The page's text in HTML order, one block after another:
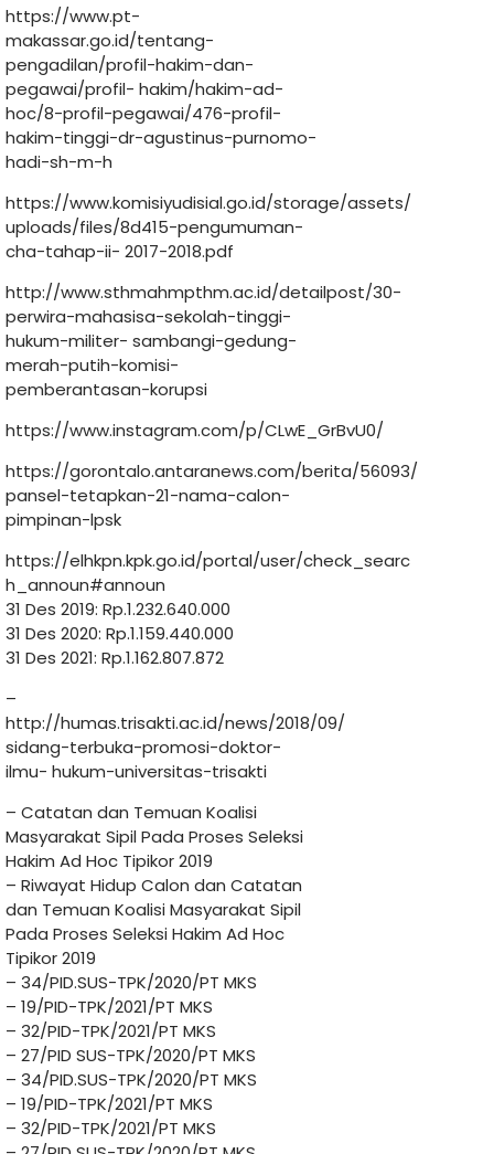
https://www.pt-
makassar.go.id/tentang-
pengadilan/profil-hakim-dan-
pegawai/profil- hakim/hakim-ad-
hoc/8-profil-pegawai/476-profil-
hakim-tinggi-dr-agustinus-purnomo-
hadi-sh-m-h
https://www.komisiyudisial.go.id/storage/assets/
uploads/files/8d415-pengumuman-
cha-tahap-ii- 2017-2018.pdf
http://www.sthmahmpthm.ac.id/detailpost/30-
perwira-mahasisa-sekolah-tinggi-
hukum-militer- sambangi-gedung-
merah-putih-komisi-
pemberantasan-korupsi
https://www.instagram.com/p/CLwE_GrBvU0/
https://gorontalo.antaranews.com/berita/56093/
pansel-tetapkan-21-nama-calon-
pimpinan-lpsk
https://elhkpn.kpk.go.id/portal/user/check_searc
h_announ#announ
31 Des 2019: Rp.1.232.640.000
31 Des 2020: Rp.1.159.440.000
31 Des 2021: Rp.1.162.807.872
–
http://humas.trisakti.ac.id/news/2018/09/
sidang-terbuka-promosi-doktor-
ilmu- hukum-universitas-trisakti
– Catatan dan Temuan Koalisi
Masyarakat Sipil Pada Proses Seleksi
Hakim Ad Hoc Tipikor 2019
– Riwayat Hidup Calon dan Catatan
dan Temuan Koalisi Masyarakat Sipil
Pada Proses Seleksi Hakim Ad Hoc
Tipikor 2019
– 34/PID.SUS-TPK/2020/PT MKS
– 19/PID-TPK/2021/PT MKS
– 32/PID-TPK/2021/PT MKS
– 27/PID SUS-TPK/2020/PT MKS
– 34/PID.SUS-TPK/2020/PT MKS
– 19/PID-TPK/2021/PT MKS
– 32/PID-TPK/2021/PT MKS